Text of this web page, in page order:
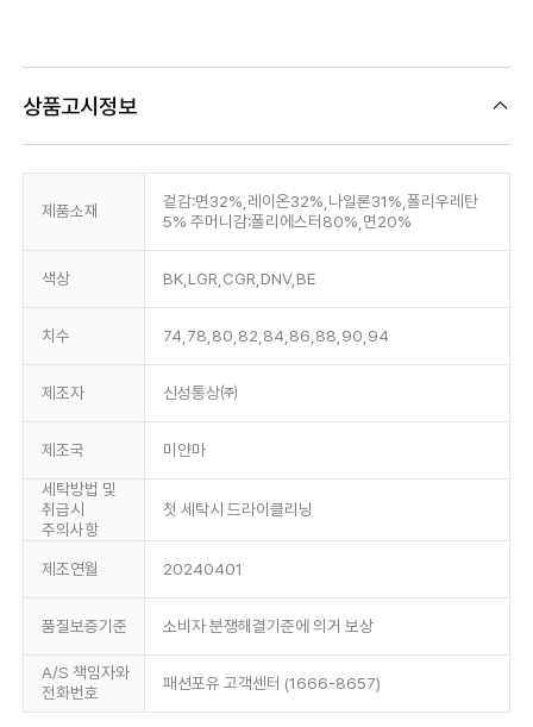
상품고시정보
제품소재
겉감:면32%,레이온32%,나일론31%,폴리우레탄
5% 주머니감:폴리에스터80%,면20%
색상 BK,LGR,CGR,DNV,BE
치수 74,78,80,82,84,86,88,90,94
제조자 신성통상㈜
제조국 미얀마
세탁방법 및
취급시
주의사항
첫 세탁시 드라이클리닝
제조연월 20240401
품질보증기준 소비자 분쟁해결기준에 의거 보상
A/S 책임자와
전화번호
패션포유 고객센터 (1666-8657)